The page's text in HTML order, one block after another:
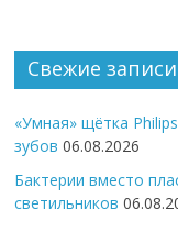
Свежие
«Умная» щётка
зубов 06.08.2026
Бактерии вместо
светильников